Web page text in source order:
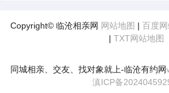
Copyright© 临沧相亲网 网站地图 | 百度
| TXT网站地图
同城相亲、交友、找对象就上-临沧有约网
滇ICP备